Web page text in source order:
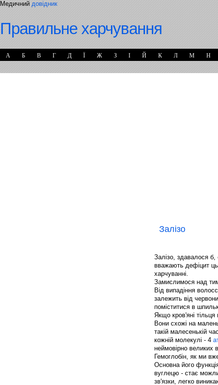
Медичний довідник
Правильне харчування
А Б В Г Д Ї Ж З І Й К Л М Н
Залізо
Залізо, здавалося б,
вважають дефіцит
харчуванні.
Замислимося над
Від випадіння
залежить від
поміститися в
Якщо кров'яні
Вони схожі на
такій малесенькій
кожній молекулі - 4
неймовірно великих
Гемоглобін, як ми
Основна його
вуглецю - стає
зв'язки, легко